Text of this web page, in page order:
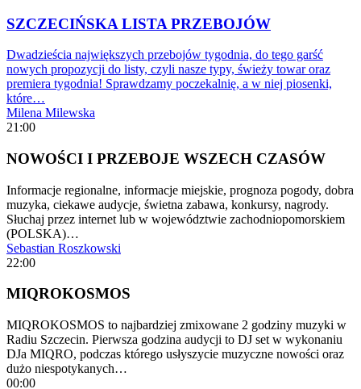
SZCZECIŃSKA LISTA PRZEBOJÓW
Dwadzieścia największych przebojów tygodnia, do tego garść
nowych propozycji do listy, czyli nasze typy, świeży towar oraz
premiera tygodnia! Sprawdzamy poczekalnię, a w niej piosenki,
które…
Milena Milewska
21:00
NOWOŚCI I PRZEBOJE WSZECH CZASÓW
Informacje regionalne, informacje miejskie, prognoza pogody, dobra
muzyka, ciekawe audycje, świetna zabawa, konkursy, nagrody.
Słuchaj przez internet lub w województwie zachodniopomorskiem
(POLSKA)…
Sebastian Roszkowski
22:00
MIQROKOSMOS
MIQROKOSMOS to najbardziej zmixowane 2 godziny muzyki w
Radiu Szczecin. Pierwsza godzina audycji to DJ set w wykonaniu
DJa MIQRO, podczas którego usłyszycie muzyczne nowości oraz
dużo niespotykanych…
00:00